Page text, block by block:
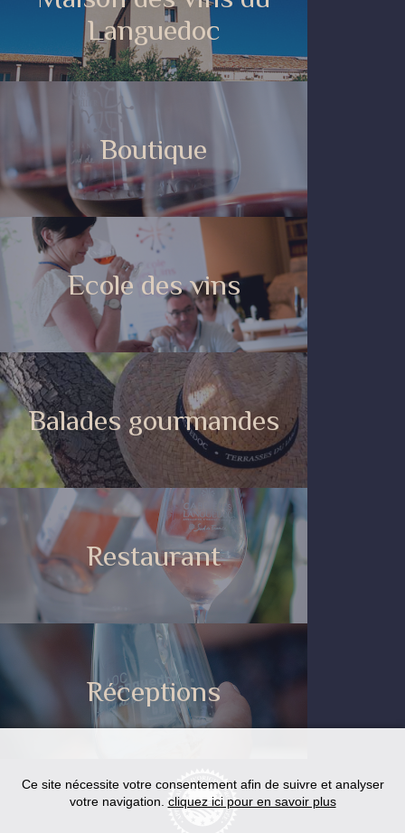
Languedoc
Boutique
Ecole des vins
Balades gourmandes
Restaurant
Réceptions
Ce site nécessite votre consentement afin de suivre et analyser
votre navigation. cliquez ici pour en savoir plus